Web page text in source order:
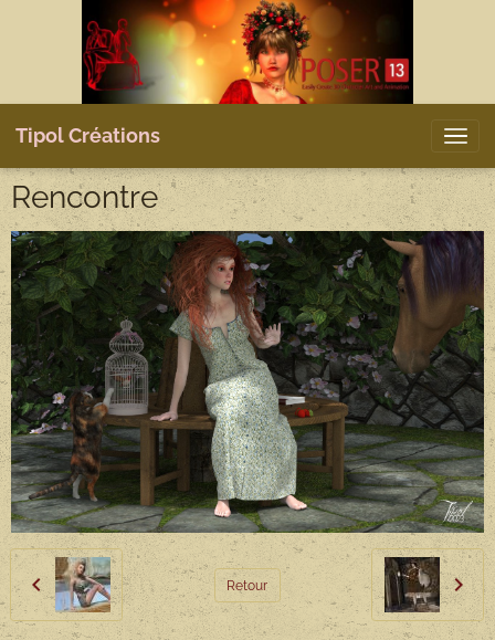
Tipol Créations
Rencontre
Retour